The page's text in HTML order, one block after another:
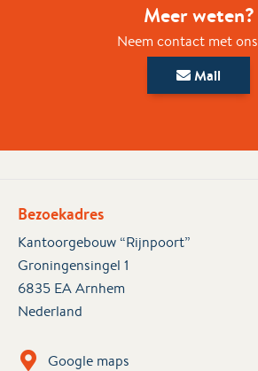
Meer weten?
Neem contact met
Mail
Bezoekadres
Kantoorgebouw “Rijnpoort”
Groningensingel 1
6835 EA Arnhem
Nederland
Google maps